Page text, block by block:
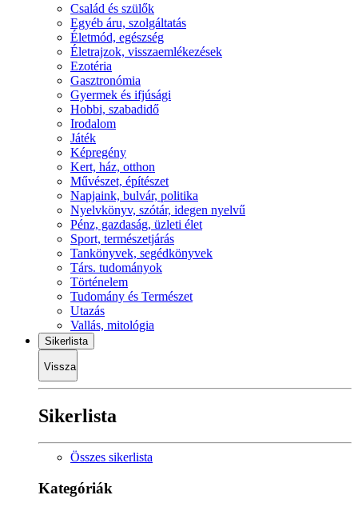
Család és szülők
Egyéb áru, szolgáltatás
Életmód, egészség
Életrajzok, visszaemlékezések
Ezotéria
Gasztronómia
Gyermek és ifjúsági
Hobbi, szabadidő
Irodalom
Játék
Képregény
Kert, ház, otthon
Művészet, építészet
Napjaink, bulvár, politika
Nyelvkönyv, szótár, idegen nyelvű
Pénz, gazdaság, üzleti élet
Sport, természetjárás
Tankönyvek, segédkönyvek
Társ. tudományok
Történelem
Tudomány és Természet
Utazás
Vallás, mitológia
Sikerlista
Vissza
Sikerlista
Összes sikerlista
Kategóriák